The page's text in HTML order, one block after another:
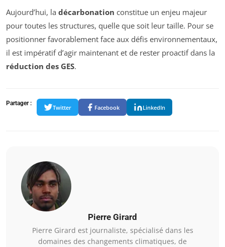
Aujourd’hui, la décarbonation constitue un enjeu majeur
pour toutes les structures, quelle que soit leur taille. Pour se
positionner favorablement face aux défis environnementaux,
il est impératif d’agir maintenant et de rester proactif dans la
réduction des GES.
Partager :
Twitter Facebook LinkedIn
Pierre Girard
Pierre Girard est journaliste, spécialisé dans les
domaines des changements climatiques, de